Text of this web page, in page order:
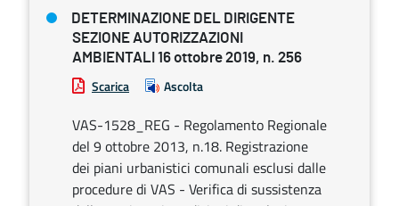
DETERMINAZIONE DEL DIRIGENTE
SEZIONE AUTORIZZAZIONI
AMBIENTALI 16 ottobre 2019, n. 256
Scarica Ascolta
VAS-1528_REG - Regolamento Regionale
del 9 ottobre 2013, n.18. Registrazione
dei piani urbanistici comunali esclusi dalle
procedure di VAS - Verifica di sussistenza